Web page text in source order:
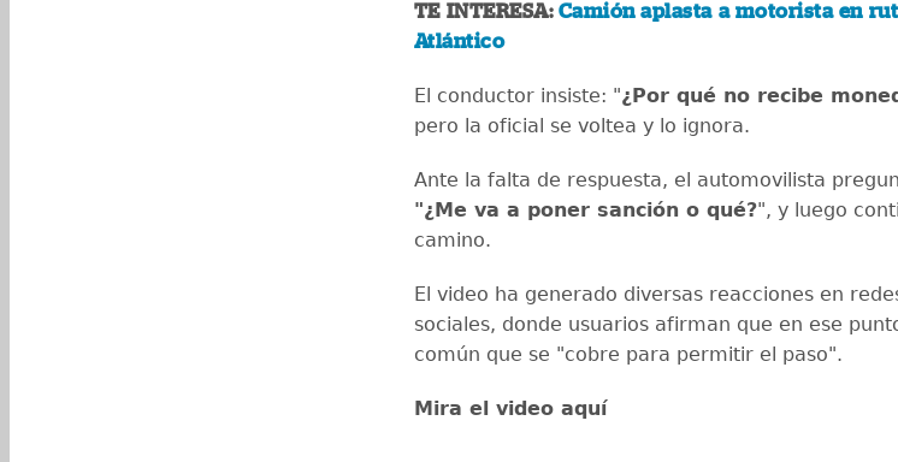
TE INTERESA: Camión aplasta a motorista en
Atlántico
El conductor insiste: "¿Por qué no recibe
pero la oficial se voltea y lo ignora.
Ante la falta de respuesta, el automovilista
"¿Me va a poner sanción o qué?", y luego
camino.
El video ha generado diversas reacciones en
sociales, donde usuarios afirman que en ese
común que se "cobre para permitir el paso".
Mira el video aquí